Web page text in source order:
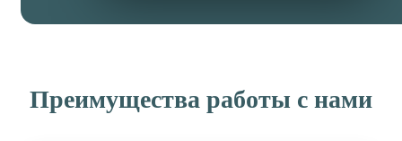
Преимущества работы с нами